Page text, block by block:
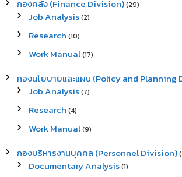
กองคลัง (Finance Division)(29)
Job Analysis(2)
Research (10)
Work Manual(17)
กองนโยบายและแผน (Policy and Planning
Job Analysis(7)
Research (4)
Work Manual(9)
กองบริหารงานบุคคล (Personnel Division)
Documentary Analysis(1)